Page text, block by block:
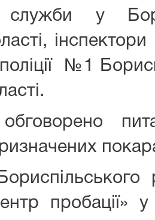
служби у
поліції №1
пробації»